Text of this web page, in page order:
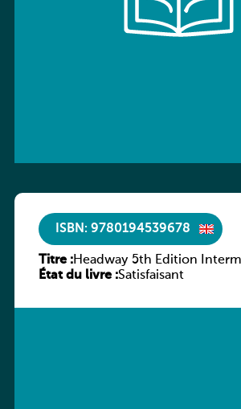
ISBN: 9780194539678
Titre :Headway 5th Edition
Workbook without key
État du livre :Satisfaisant